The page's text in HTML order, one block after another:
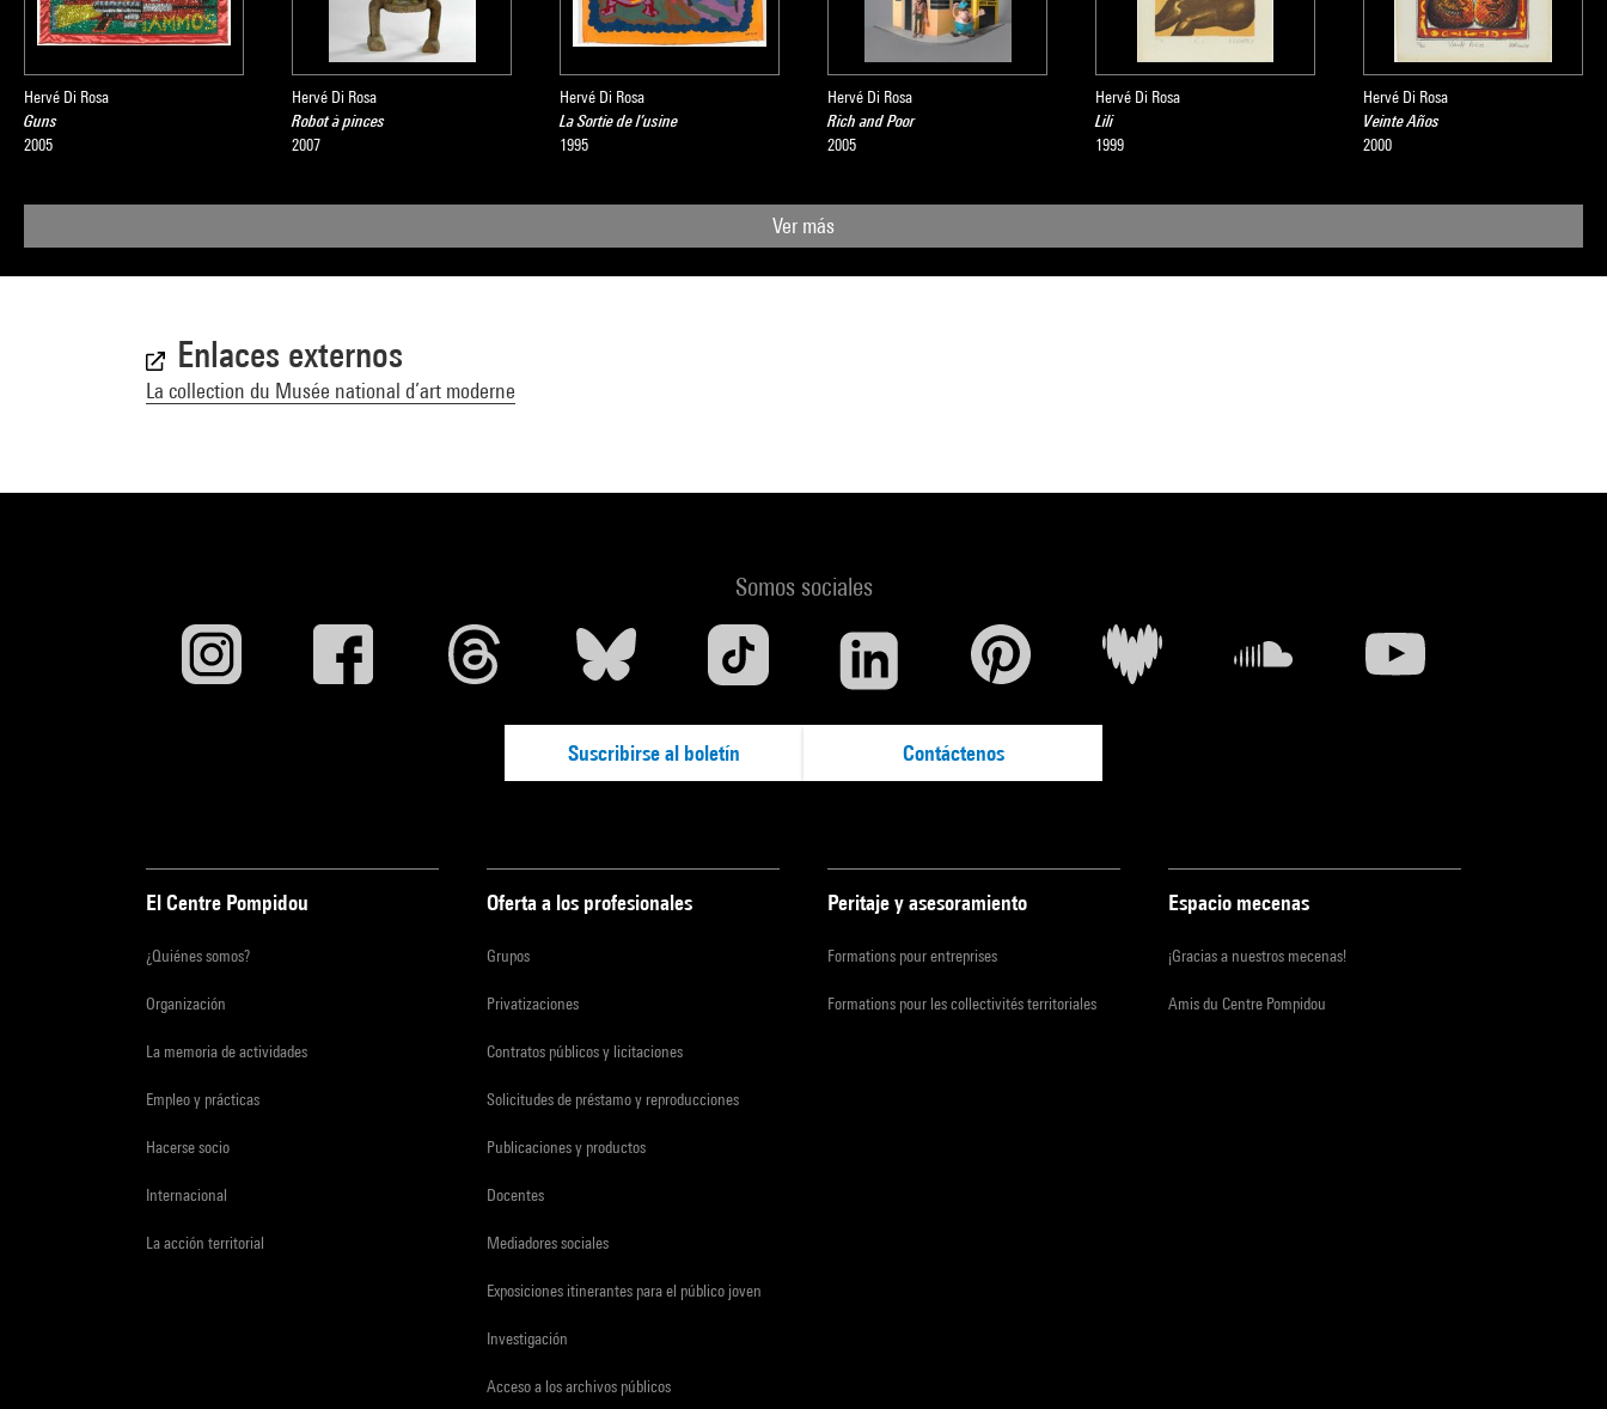
Hervé Di Rosa
Guns
2005
Hervé Di Rosa
Robot à pinces
2007
Hervé Di Rosa
La Sortie de l’usine
1995
Hervé Di Rosa
Rich and Poor
2005
Hervé Di Rosa
Lili
1999
Hervé Di Rosa
Veinte Años
2000
Ver más
Enlaces externos
La collection du Musée national d’art moderne
Somos sociales
Suscribirse al boletín Contáctenos
El Centre Pompidou
¿Quiénes somos?
Organización
La memoria de actividades
Empleo y prácticas
Hacerse socio
Internacional
La acción territorial
Oferta a los profesionales
Grupos
Privatizaciones
Contratos públicos y licitaciones
Solicitudes de préstamo y reproducciones
Publicaciones y productos
Docentes
Mediadores sociales
Exposiciones itinerantes para el público joven
Investigación
Acceso a los archivos públicos
Peritaje y asesoramiento
Formations pour entreprises
Formations pour les collectivités territoriales
Espacio mecenas
¡Gracias a nuestros mecenas!
Amis du Centre Pompidou